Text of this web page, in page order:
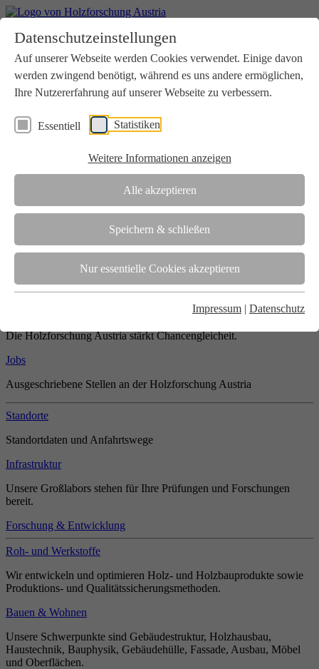
Datenschutzeinstellungen
Auf unserer Webseite werden Cookies verwendet. Einige davon
werden zwingend benötigt, während es uns andere ermöglichen,
Ihre Nutzererfahrung auf unserer Webseite zu verbessern.
Essentiell Statistiken
Weitere Informationen anzeigen
Alle akzeptieren
Speichern & schließen
Nur essentielle Cookies akzeptieren
Impressum | Datenschutz
Aktuelles
Downloads
Kontakt
Login
Verein
Wir unterstützen die Interessen der Holzbranche in enger
Zusammenarbeit mit Wissenschaft und Wirtschaft.
Die Holzforschung Austria ist akkreditierte Prüf-, Inspektions- und
Team
Unsere gesamte Kompetenz ist in unseren Mitarbeiter:innen
gebündelt
Die Holzforschung Austria stärkt Chancengleicheit.
Jobs
Ausgeschriebene Stellen an der Holzforschung Austria
Standorte
Standortdaten und Anfahrtswege
Infrastruktur
Unsere Großlabors stehen für Ihre Prüfungen und Forschungen
bereit.
Forschung & Entwicklung
Roh- und Werkstoffe
Wir entwickeln und optimieren Holz- und Holzbauprodukte sowie
Produktions- und Qualitätssicherungsmethoden.
Bauen & Wohnen
Unsere Schwerpunkte sind Gebäudestruktur, Holzhausbau,
Haustechnik, Bauphysik, Gebäudehülle, Fassade, Ausbau, Möbel
und Oberflächen.